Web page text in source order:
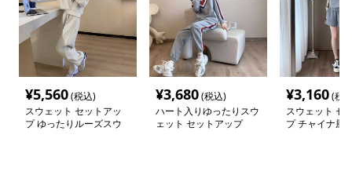
¥5,560(税込)
スウェット セットアッ
プ ゆったりルーズスウ
¥3,680(税込)
ハート入りゆったりスウ
ェット セットアップ
¥3,160(税
スウェット セ
プ チャイナ風